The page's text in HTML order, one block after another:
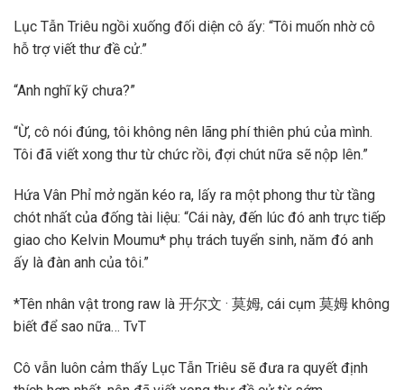
Lục Tẫn Triêu ngồi xuống đối diện cô ấy: “Tôi muốn nhờ cô
hỗ trợ viết thư đề cử.”
“Anh nghĩ kỹ chưa?”
“Ừ, cô nói đúng, tôi không nên lãng phí thiên phú của mình.
Tôi đã viết xong thư từ chức rồi, đợi chút nữa sẽ nộp lên.”
Hứa Vân Phỉ mở ngăn kéo ra, lấy ra một phong thư từ tầng
chót nhất của đống tài liệu: “Cái này, đến lúc đó anh trực tiếp
giao cho Kelvin Moumu* phụ trách tuyển sinh, năm đó anh
ấy là đàn anh của tôi.”
*Tên nhân vật trong raw là 开尔文 · 莫姆, cái cụm 莫姆 không
biết để sao nữa… TvT
Cô vẫn luôn cảm thấy Lục Tẫn Triêu sẽ đưa ra quyết định